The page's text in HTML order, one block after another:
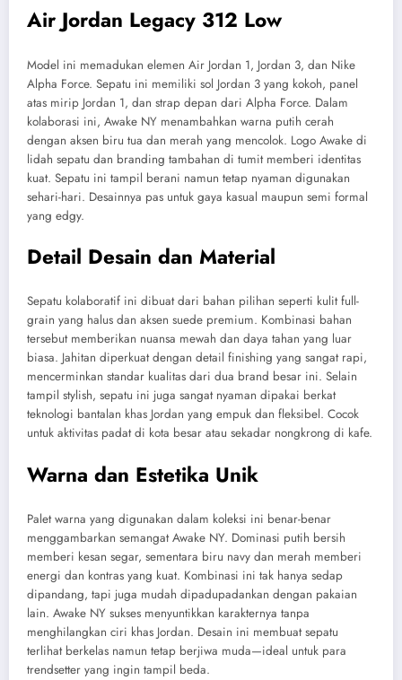
Air Jordan Legacy 312 Low
Model ini memadukan elemen Air Jordan 1, Jordan 3, dan Nike
Alpha Force. Sepatu ini memiliki sol Jordan 3 yang kokoh, panel
atas mirip Jordan 1, dan strap depan dari Alpha Force. Dalam
kolaborasi ini, Awake NY menambahkan warna putih cerah
dengan aksen biru tua dan merah yang mencolok. Logo Awake di
lidah sepatu dan branding tambahan di tumit memberi identitas
kuat. Sepatu ini tampil berani namun tetap nyaman digunakan
sehari-hari. Desainnya pas untuk gaya kasual maupun semi formal
yang edgy.
Detail Desain dan Material
Sepatu kolaboratif ini dibuat dari bahan pilihan seperti kulit full-
grain yang halus dan aksen suede premium. Kombinasi bahan
tersebut memberikan nuansa mewah dan daya tahan yang luar
biasa. Jahitan diperkuat dengan detail finishing yang sangat rapi,
mencerminkan standar kualitas dari dua brand besar ini. Selain
tampil stylish, sepatu ini juga sangat nyaman dipakai berkat
teknologi bantalan khas Jordan yang empuk dan fleksibel. Cocok
untuk aktivitas padat di kota besar atau sekadar nongkrong di kafe.
Warna dan Estetika Unik
Palet warna yang digunakan dalam koleksi ini benar-benar
menggambarkan semangat Awake NY. Dominasi putih bersih
memberi kesan segar, sementara biru navy dan merah memberi
energi dan kontras yang kuat. Kombinasi ini tak hanya sedap
dipandang, tapi juga mudah dipadupadankan dengan pakaian
lain. Awake NY sukses menyuntikkan karakternya tanpa
menghilangkan ciri khas Jordan. Desain ini membuat sepatu
terlihat berkelas namun tetap berjiwa muda—ideal untuk para
trendsetter yang ingin tampil beda.